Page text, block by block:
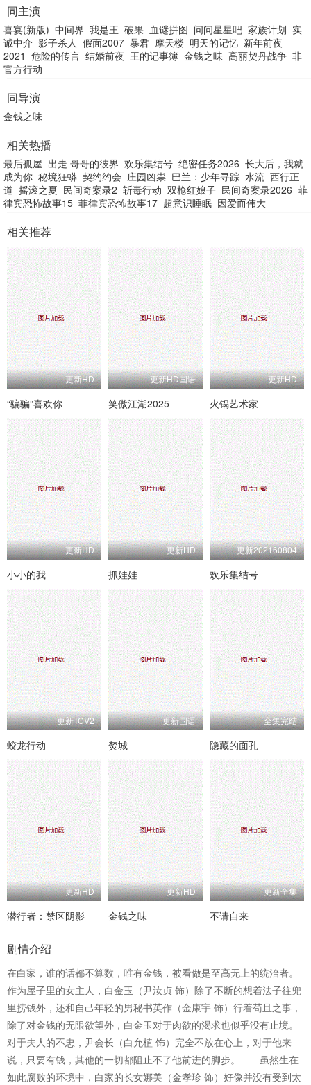
同主演
喜宴(新版) 中间界 我是王 破果 血谜拼图 问问星星吧 家族计划 实
诚中介 影子杀人 假面2007 暴君 摩天楼 明天的记忆 新年前夜
2021 危险的传言 结婚前夜 王的记事簿 金钱之味 高丽契丹战争 非
官方行动
同导演
金钱之味
相关热播
最后孤屋 出走 哥哥的彼界 欢乐集结号 绝密任务2026 长大后，我就
成为你 秘境狂蟒 契约约会 庄园凶祟 巴兰：少年寻踪 水流 西行正
道 摇滚之夏 民间奇案录2 斩毒行动 双枪红娘子 民间奇案录2026 菲
律宾恐怖故事15 菲律宾恐怖故事17 超意识睡眠 因爱而伟大
相关推荐
更新HD
“骗骗”喜欢你
更新HD国语
笑傲江湖2025
更新HD
火锅艺术家
更新HD
小小的我
更新HD
抓娃娃
更新202160804
欢乐集结号
更新TCV2
蛟龙行动
更新国语
焚城
全集完结
隐藏的面孔
更新HD
潜行者：禁区阴影
更新HD
金钱之味
更新全集
不请自来
剧情介绍
在白家，谁的话都不算数，唯有金钱，被看做是至高无上的统治者。
作为屋子里的女主人，白金玉（尹汝贞 饰）除了不断的想着法子往兜
里捞钱外，还和自己年轻的男秘书英作（金康宇 饰）行着苟且之事，
除了对金钱的无限欲望外，白金玉对于肉欲的渴求也似乎没有止境。
对于夫人的不忠，尹会长（白允植 饰）完全不放在心上，对于他来
说，只要有钱，其他的一切都阻止不了他前进的脚步。 虽然生在
如此腐败的环境中，白家的长女娜美（金孝珍 饰）好像并没有受到太